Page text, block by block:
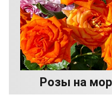
Розы на